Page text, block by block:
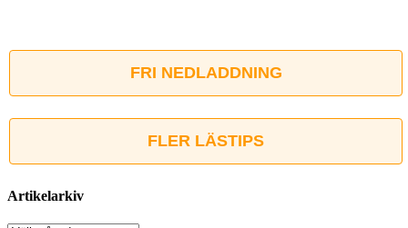
FRI NEDLADDNING
FLER LÄSTIPS
Artikelarkiv